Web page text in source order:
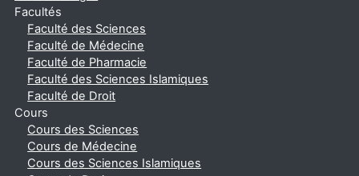
Facultés
Faculté des Sciences
Faculté de Médecine
Faculté de Pharmacie
Faculté des Sciences Islamiques
Faculté de Droit
Cours
Cours des Sciences
Cours de Médecine
Cours des Sciences Islamiques